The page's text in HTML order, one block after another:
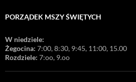
PORZĄDEK MSZY ŚWIĘTYCH
W niedziele:
Żegocina: 7:00, 8:30, 9:45, 11:00, 15.00
Rozdziele: 7:oo, 9.oo